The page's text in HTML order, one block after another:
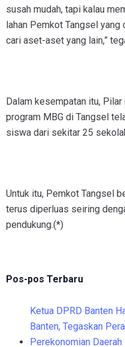
susah mudah, tapi kalau
lahan Pemkot Tangsel yang
cari aset-aset yang lain,”
Dalam kesempatan itu,
program MBG di Tangsel
siswa dari sekitar 25
Untuk itu, Pemkot Tangsel
terus diperluas seiring
pendukung.(*)
Pos-pos Terbaru
Ketua DPRD Banten
Banten, Tegaskan
Perekonomian Daerah